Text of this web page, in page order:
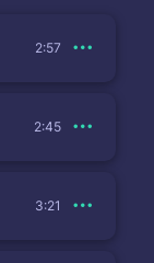
2:57
2:45
3:21